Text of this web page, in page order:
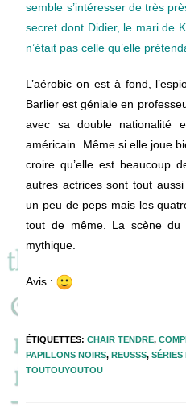
semble s’intéresser de très
secret dont Didier, le mari de
n’était pas celle qu’elle
L’aérobic on est à fond,
Barlier est géniale en
avec sa double nationalité
américain. Même si elle joue
croire qu’elle est beaucoup
autres actrices sont tout
un peu de peps mais les
tout de même. La scène du
mythique.
Avis :
ÉTIQUETTES:CHAIR TENDRE,
PAPILLONS NOIRS, REUSSS, SÉRIES
TOUTOUYOUTOU